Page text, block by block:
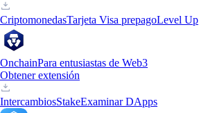
CriptomonedasTarjeta Visa prepagoLevel Up
OnchainPara entusiastas de Web3
Obtener extensión
IntercambiosStakeExaminar DApps